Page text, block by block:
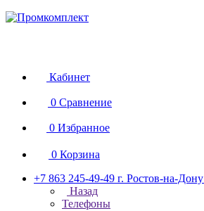
Кабинет
0 Сравнение
0 Избранное
0 Корзина
+7 863 245-49-49 г. Ростов-на-Дону
Назад
Телефоны